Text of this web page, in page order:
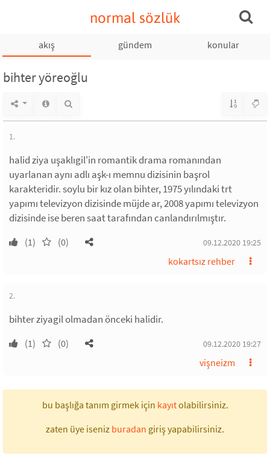
normal sözlük
akış gündem konular
bihter yöreoğlu
1.
halid ziya uşaklıgil'in romantik drama romanından
uyarlanan aynı adlı aşk-ı memnu dizisinin başrol
karakteridir. soylu bir kız olan bihter, 1975 yılındaki trt
yapımı televizyon dizisinde müjde ar, 2008 yapımı televizyon
dizisinde ise beren saat tarafından canlandırılmıştır.
(1) (0) 09.12.2020 19:25
kokartsız rehber
2.
bihter ziyagil olmadan önceki halidir.
(1) (0) 09.12.2020 19:27
vişneizm
bu başlığa tanım girmek için kayıtolabilirsiniz.
zaten üye iseniz buradan giriş yapabilirsiniz.